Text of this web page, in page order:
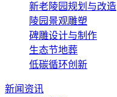
新老陵园规划与改造
陵园景观雕塑
碑雕设计与制作
生态节地葬
低碳循环创新
新闻资讯